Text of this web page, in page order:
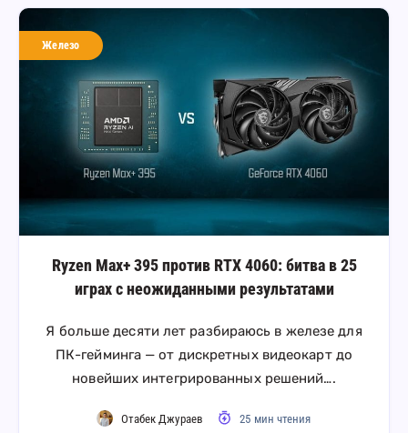
Железо
Ryzen Max+ 395 против RTX 4060: битва в 25
играх с неожиданными результатами
Я больше десяти лет разбираюсь в железе для
ПК-гейминга — от дискретных видеокарт до
новейших интегрированных решений….
Отабек Джураев 25 мин чтения